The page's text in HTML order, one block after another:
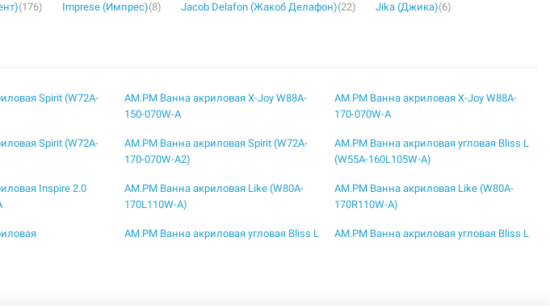
(176) Imprese (Импрес)(8) Jacob Delafon (Жакоб Делафон)(22) Jika (Джика)(6)
Spirit (W72A-
AM.PM Ванна акриловая X-Joy W88A-
150-070W-A
AM.PM Ванна акриловая X-Joy W88A-
170-070W-A
Spirit (W72A-
AM.PM Ванна акриловая Spirit (W72A-
170-070W-A2)
AM.PM Ванна акриловая угловая Bliss L
(W55A-160L105W-A)
Inspire 2.0
AM.PM Ванна акриловая Like (W80A-
170L110W-A)
AM.PM Ванна акриловая Like (W80A-
170R110W-A)
AM.PM Ванна акриловая угловая Bliss L
AM.PM Ванна акриловая угловая Bliss L